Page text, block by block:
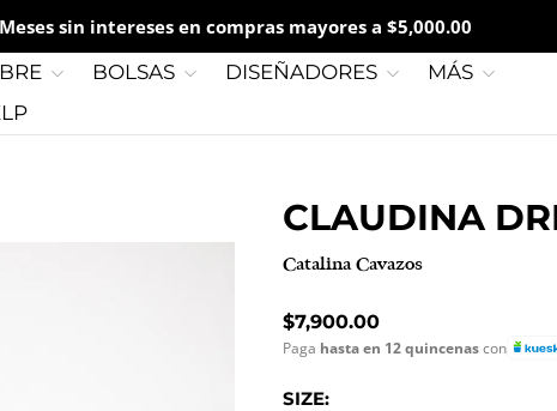
Meses sin intereses en compras mayores a $5,000.00
BOLSAS DISEÑADORES
MÁS
CLAUDINA
Catalina Cavazos
Precio normal
$7,900.00
Paga hasta en 12 quincenascon
SIZE: